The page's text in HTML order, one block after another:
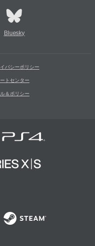
Bluesky
バシーポリシー
トセンター
＆ポリシー